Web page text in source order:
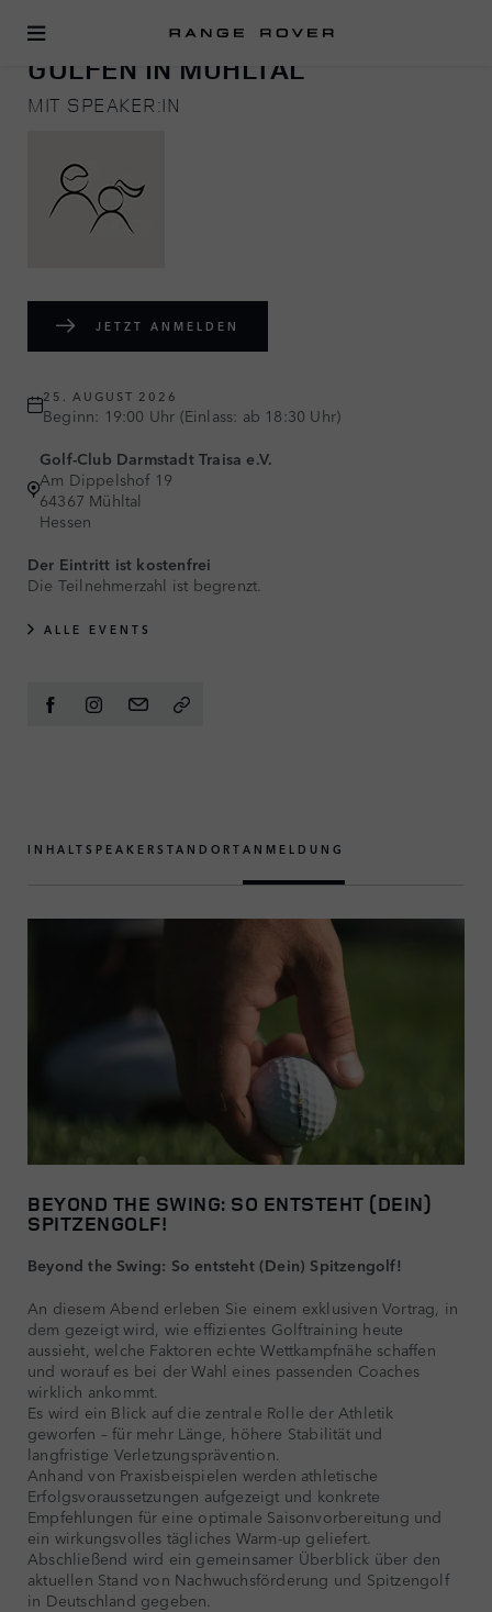
GOLFEN
GOLFEN IN MÜHLTAL
MIT SPEAKER:IN
JETZT ANMELDEN
25. AUGUST 2026
Beginn: 19:00 Uhr (Einlass: ab 18:30 Uhr)
Golf-Club Darmstadt Traisa e.V.
Am Dippelshof 19
64367 Mühltal
Hessen
Der Eintritt ist kostenfrei
Die Teilnehmerzahl ist begrenzt.
ALLE EVENTS
INHALT SPEAKER STANDORT ANMELDUNG
BEYOND THE SWING: SO ENTSTEHT (DEIN)
SPITZENGOLF!
Beyond the Swing: So entsteht (Dein) Spitzengolf!
An diesem Abend erleben Sie einem exklusiven Vortrag, in
dem gezeigt wird, wie effizientes Golftraining heute
aussieht, welche Faktoren echte Wettkampfnähe schaffen
und worauf es bei der Wahl eines passenden Coaches
wirklich ankommt.
Es wird ein Blick auf die zentrale Rolle der Athletik
geworfen – für mehr Länge, höhere Stabilität und
langfristige Verletzungsprävention.
Anhand von Praxisbeispielen werden athletische
Erfolgsvoraussetzungen aufgezeigt und konkrete
Empfehlungen für eine optimale Saisonvorbereitung und
ein wirkungsvolles tägliches Warm-up geliefert.
Abschließend wird ein gemeinsamer Überblick über den
aktuellen Stand von Nachwuchsförderung und Spitzengolf
in Deutschland gegeben.